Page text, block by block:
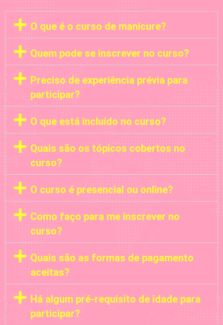
O que é o curso de manicure?
Quem pode se inscrever no curso?
Preciso de experiência prévia para
participar?
O que está incluído no curso?
Quais são os tópicos cobertos no
curso?
O curso é presencial ou online?
Como faço para me inscrever no
curso?
Quais são as formas de pagamento
aceitas?
Há algum pré-requisito de idade para
participar?